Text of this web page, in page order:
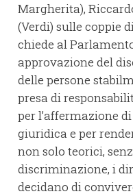
Margherita),
(Verdi) sulle coppie
chiede al
approvazione del
delle persone
presa di
per l’affermazione
giuridica e per
non solo teorici,
discriminazione, i
decidano di